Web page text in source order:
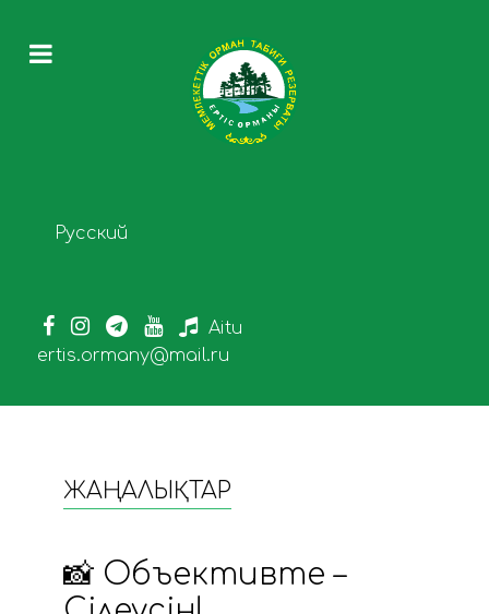
Select your language
Русский
Aitu
ertis.ormany@mail.ru
ЖАҢАЛЫҚТАР
📸 Объективте –